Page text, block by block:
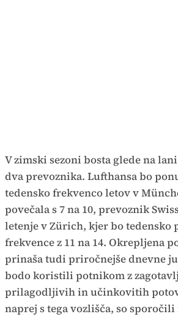
V zimski sezoni bosta glede na
dva prevoznika. Lufthansa bo
tedensko frekvenco letov v
povečala s 7 na 10, prevoznik
letenje v Zürich, kjer bo tedensko
frekvence z 11 na 14. Okrepljena
prinaša tudi priročnejše dnevne
bodo koristili potnikom z
prilagodljivih in učinkovitih
naprej s tega vozlišča, so